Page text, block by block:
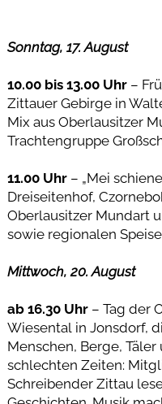
Sonntag, 17. August
10.00 bis 13.00 Uhr–
Zittauer Gebirge in
Mix aus Oberlausitzer
Trachtengruppe
11.00 Uhr– „Mei
Dreiseitenhof,
Oberlausitzer Mundart
sowie regionalen
Mittwoch, 20. August
ab 16.30 Uhr– Tag der
Wiesental in Jonsdorf,
Menschen, Berge,
schlechten Zeiten:
Schreibender Zittau